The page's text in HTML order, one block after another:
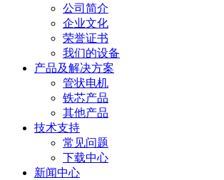
公司简介
企业文化
荣誉证书
我们的设备
产品及解决方案
管状电机
铁芯产品
其他产品
技术支持
常见问题
下载中心
新闻中心